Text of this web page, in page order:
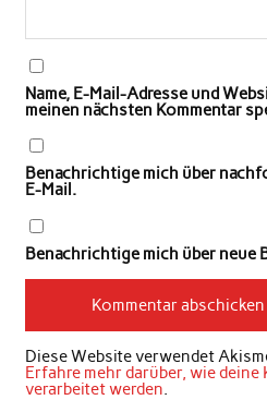
Name, E-Mail-Adresse und
meinen nächsten Kommentar
Benachrichtige mich über
E-Mail.
Benachrichtige mich über neue
Diese Website verwendet
Erfahre mehr darüber, wie deine
verarbeitet werden